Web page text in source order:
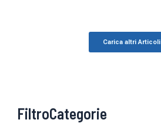
Carica altri Articoli
FiltroCategorie